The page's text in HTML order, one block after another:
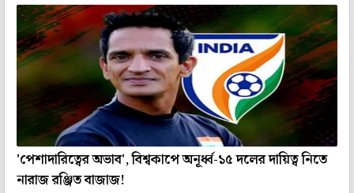
'পেশাদারিত্বের অভাব', বিশ্বকাপে অনূর্ধ্ব-১৫ দলের দায়িত্ব নিতে
নারাজ রঞ্জিত বাজাজ!